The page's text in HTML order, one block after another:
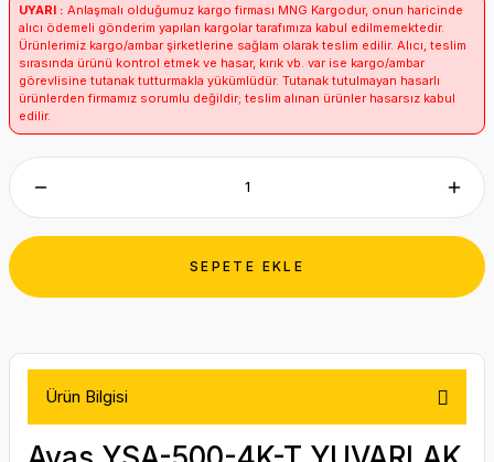
UYARI : Anlaşmalı olduğumuz kargo firması MNG Kargodur, onun haricinde
alıcı ödemeli gönderim yapılan kargolar tarafımıza kabul edilmemektedir.
Ürünlerimiz kargo/ambar şirketlerine sağlam olarak teslim edilir. Alıcı, teslim
sırasında ürünü kontrol etmek ve hasar, kırık vb. var ise kargo/ambar
görevlisine tutanak tutturmakla yükümlüdür. Tutanak tutulmayan hasarlı
ürünlerden firmamız sorumlu değildir; teslim alınan ürünler hasarsız kabul
edilir.
SEPETE EKLE
Ürün Bilgisi